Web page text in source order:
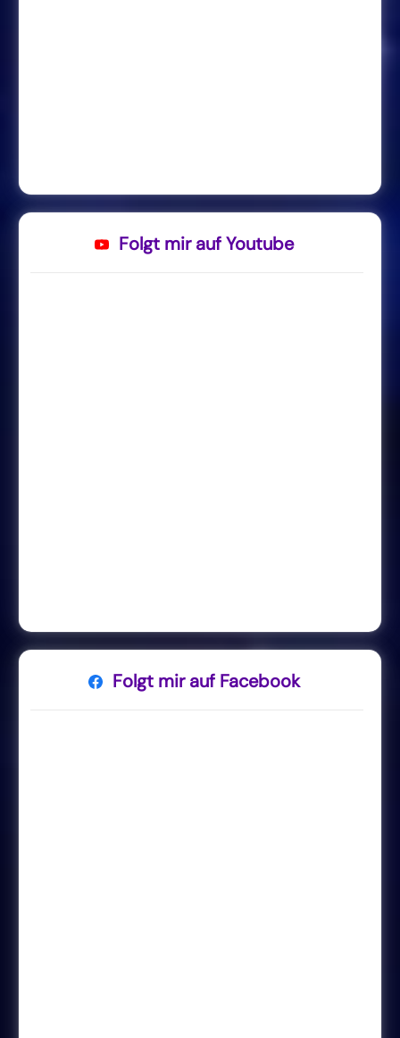
Folgt mir auf Youtube
Folgt mir auf Facebook